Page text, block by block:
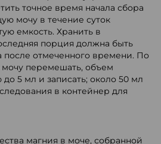
точное время начала сбора
мочу в течение суток
емкость. Хранить в
порция должна быть
после отмеченного времени. По
перемешать, объем
5 мл и записать; около 50 мл
в контейнер для
магния в моче, собранной